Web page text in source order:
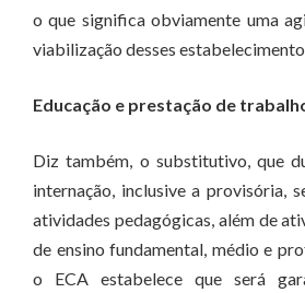
o que significa obviamente uma
viabilização desses
Educação e prestação de
Diz também, o substitutivo, que
internação, inclusive a provisória,
atividades pedagógicas, além de
de ensino fundamental, médio e
o ECA estabelece que será